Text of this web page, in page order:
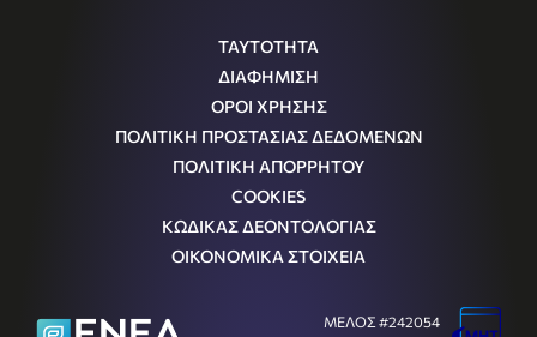
ΤΑΥΤΟΤΗΤΑ
ΔΙΑΦΗΜΙΣΗ
ΟΡΟΙ ΧΡΗΣΗΣ
ΠΟΛΙΤΙΚΗ ΠΡΟΣΤΑΣΙΑΣ ΔΕΔΟΜΕΝΩΝ
ΠΟΛΙΤΙΚΗ ΑΠΟΡΡΗΤΟΥ
COOKIES
ΚΩΔΙΚΑΣ ΔΕΟΝΤΟΛΟΓΙΑΣ
ΟΙΚΟΝΟΜΙΚΑ ΣΤΟΙΧΕΙΑ
ΜΕΛΟΣ #242054